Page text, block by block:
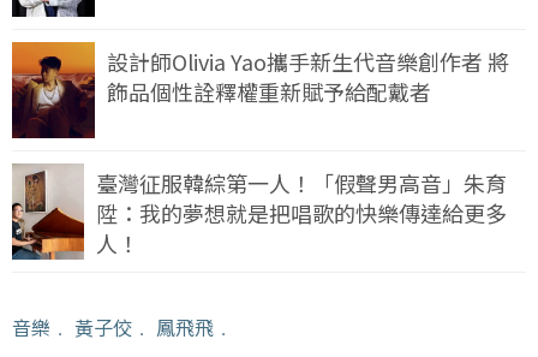
設計師Olivia Yao攜手新生代音樂創作者 將
飾品個性詮釋權重新賦予給配戴者
臺灣征服韓綜第一人！「假聲男高音」朱育
陞：我的夢想就是把唱歌的快樂傳達給更多
人！
音樂 ﹒ 黃子佼 ﹒ 鳳飛飛 ﹒